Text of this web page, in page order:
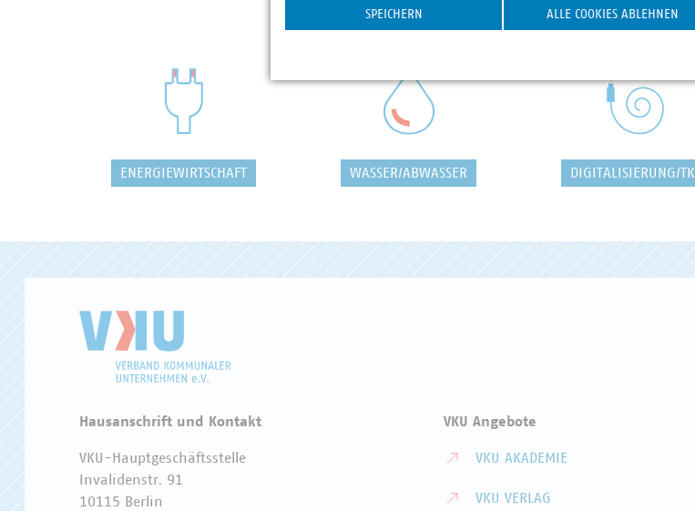
ENERGIEWIRTSCHAFT WASSER/ABWASSER DIGITALISIERUNG/TK
Hausanschrift und Kontakt
VKU-Hauptgeschäftsstelle
Invalidenstr. 91
10115 Berlin
VKU Angebote
VKU AKADEMIE
VKU VERLAG
SPEICHERN ALLE COOKIES ABLEHNEN